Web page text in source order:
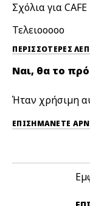
Σχόλια για
Τελειοοοοο
ΠΕΡΙΣΣΌΤΕΡΕΣ
Ναι, θα το
Ήταν χρήσιμη